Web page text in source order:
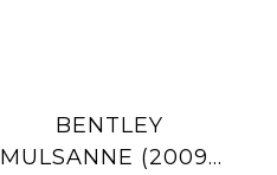
BENTLEY
MULSANNE (2009-